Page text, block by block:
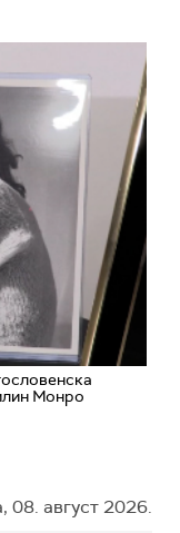
Монро
08. август 2026.